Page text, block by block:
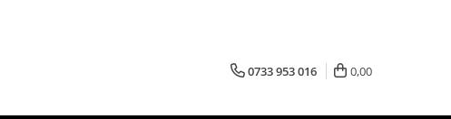
0733 953 016 0,00